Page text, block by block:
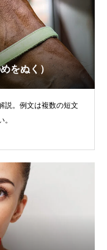
をぬく）
説。例文は複数の短文